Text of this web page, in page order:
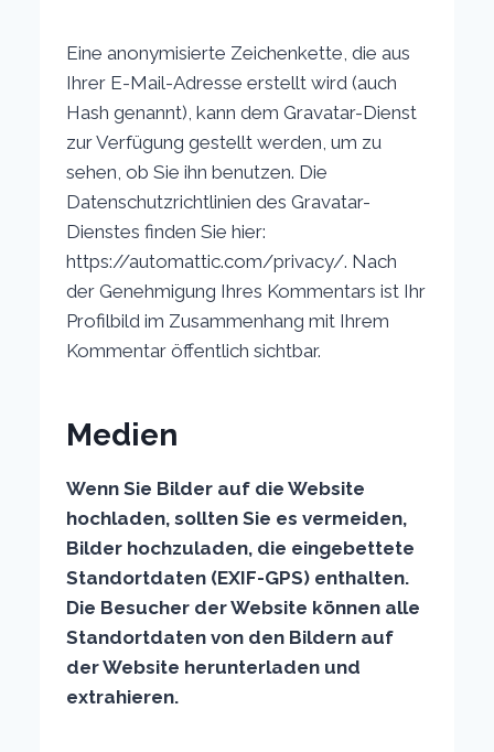
Eine anonymisierte Zeichenkette, die aus
Ihrer E-Mail-Adresse erstellt wird (auch
Hash genannt), kann dem Gravatar-Dienst
zur Verfügung gestellt werden, um zu
sehen, ob Sie ihn benutzen. Die
Datenschutzrichtlinien des Gravatar-
Dienstes finden Sie hier:
https://automattic.com/privacy/. Nach
der Genehmigung Ihres Kommentars ist Ihr
Profilbild im Zusammenhang mit Ihrem
Kommentar öffentlich sichtbar.
Medien
Wenn Sie Bilder auf die Website
hochladen, sollten Sie es vermeiden,
Bilder hochzuladen, die eingebettete
Standortdaten (EXIF-GPS) enthalten.
Die Besucher der Website können alle
Standortdaten von den Bildern auf
der Website herunterladen und
extrahieren.